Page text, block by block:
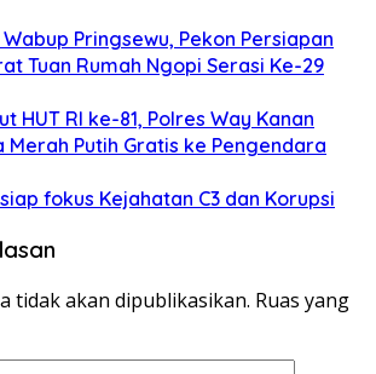
Pringsewu, Pekon Persiapan
Tuan Rumah Ngopi Serasi Ke-29
HUT RI ke-81, Polres Way Kanan
Merah Putih Gratis ke Pengendara
fokus Kejahatan C3 dan Korupsi
tidak akan dipublikasikan. Ruas yang